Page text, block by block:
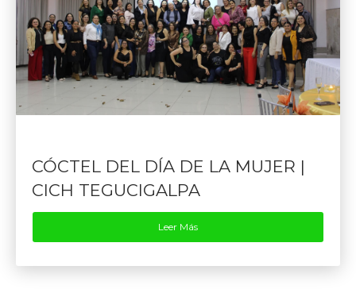
CÓCTEL DEL DÍA DE LA MUJER |
CICH TEGUCIGALPA
Leer Más